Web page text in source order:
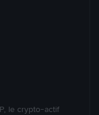
le crypto-actif